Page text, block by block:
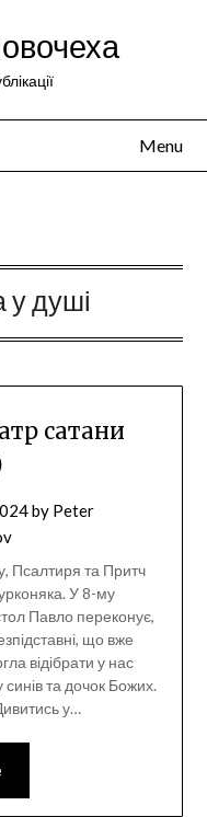
Menu
у душі
сатани
by Peter
Псалтиря та Притч
У 8-му
Павло переконує,
що вже
відібрати у нас
та дочок Божих.
у…